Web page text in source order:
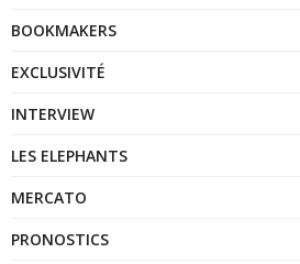
BOOKMAKERS
EXCLUSIVITÉ
INTERVIEW
LES ELEPHANTS
MERCATO
PRONOSTICS